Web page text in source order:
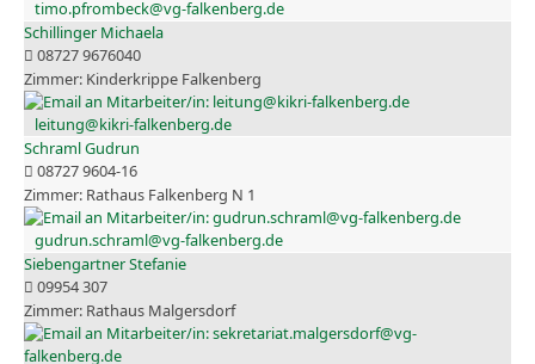
timo.pfrombeck@vg-falkenberg.de
Schillinger Michaela
08727 9676040
Kinderkrippe Falkenberg
leitung@kikri-falkenberg.de
Schraml Gudrun
08727 9604-16
Rathaus Falkenberg N 1
gudrun.schraml@vg-falkenberg.de
Siebengartner Stefanie
09954 307
Rathaus Malgersdorf